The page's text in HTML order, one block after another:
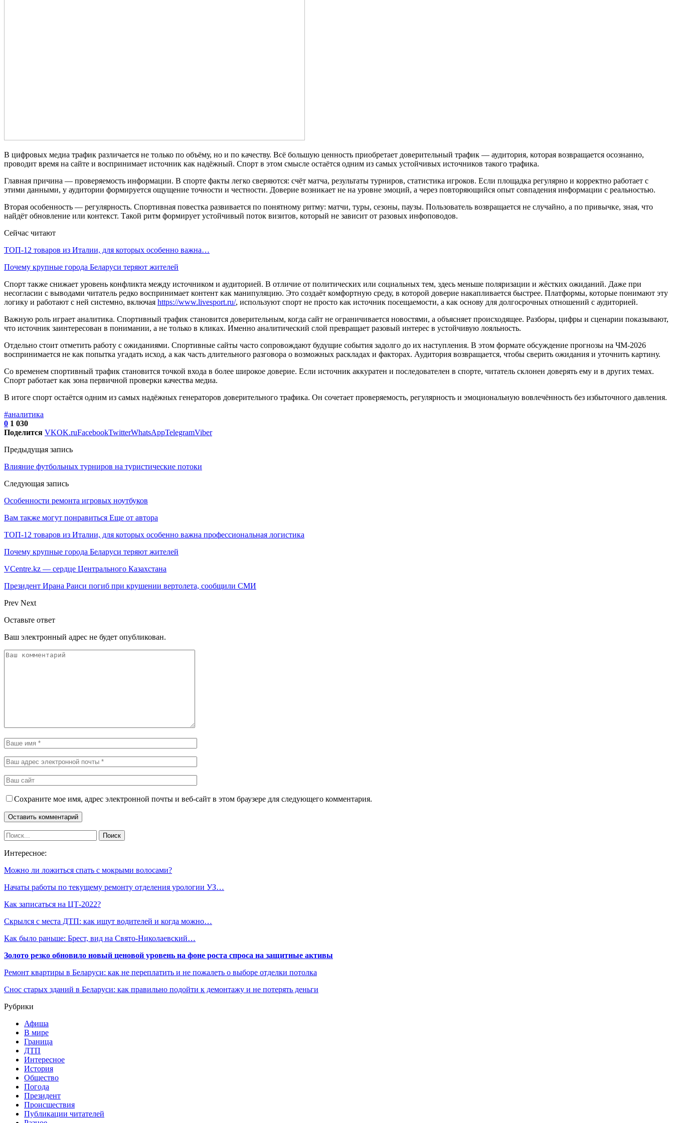
В цифровых медиа трафик различается не только по объёму, но и по качеству. Всё большую ценность приобретает доверительный трафик — аудитория, которая возвращается осознанно,
проводит время на сайте и воспринимает источник как надёжный. Спорт в этом смысле остаётся одним из самых устойчивых источников такого трафика.
Главная причина — проверяемость информации. В спорте факты легко сверяются: счёт матча, результаты турниров, статистика игроков. Если площадка регулярно и корректно работает с
этими данными, у аудитории формируется ощущение точности и честности. Доверие возникает не на уровне эмоций, а через повторяющийся опыт совпадения информации с реальностью.
Вторая особенность — регулярность. Спортивная повестка развивается по понятному ритму: матчи, туры, сезоны, паузы. Пользователь возвращается не случайно, а по привычке, зная, что
найдёт обновление или контекст. Такой ритм формирует устойчивый поток визитов, который не зависит от разовых инфоповодов.
Сейчас читают
ТОП-12 товаров из Италии, для которых особенно важна…
Почему крупные города Беларуси теряют жителей
Спорт также снижает уровень конфликта между источником и аудиторией. В отличие от политических или социальных тем, здесь меньше поляризации и жёстких ожиданий. Даже при
несогласии с выводами читатель редко воспринимает контент как манипуляцию. Это создаёт комфортную среду, в которой доверие накапливается быстрее. Платформы, которые понимают эту
логику и работают с ней системно, включая https://www.livesport.ru/, используют спорт не просто как источник посещаемости, а как основу для долгосрочных отношений с аудиторией.
Важную роль играет аналитика. Спортивный трафик становится доверительным, когда сайт не ограничивается новостями, а объясняет происходящее. Разборы, цифры и сценарии показывают,
что источник заинтересован в понимании, а не только в кликах. Именно аналитический слой превращает разовый интерес в устойчивую лояльность.
Отдельно стоит отметить работу с ожиданиями. Спортивные сайты часто сопровождают будущие события задолго до их наступления. В этом формате обсуждение прогнозы на ЧМ-2026
воспринимается не как попытка угадать исход, а как часть длительного разговора о возможных раскладах и факторах. Аудитория возвращается, чтобы сверить ожидания и уточнить картину.
Со временем спортивный трафик становится точкой входа в более широкое доверие. Если источник аккуратен и последователен в спорте, читатель склонен доверять ему и в других темах.
Спорт работает как зона первичной проверки качества медиа.
В итоге спорт остаётся одним из самых надёжных генераторов доверительного трафика. Он сочетает проверяемость, регулярность и эмоциональную вовлечённость без избыточного давления.
#аналитика
0 1 030
Поделится VKOK.ruFacebookTwitterWhatsAppTelegramViber
Предыдущая запись
Влияние футбольных турниров на туристические потоки
Следующая запись
Особенности ремонта игровых ноутбуков
Вам также могут понравиться Еще от автора
ТОП-12 товаров из Италии, для которых особенно важна профессиональная логистика
Почему крупные города Беларуси теряют жителей
VCentre.kz — сердце Центрального Казахстана
Президент Ирана Раиси погиб при крушении вертолета, сообщили СМИ
Prev Next
Оставьте ответ
Ваш электронный адрес не будет опубликован.
Сохраните мое имя, адрес электронной почты и веб-сайт в этом браузере для следующего комментария.
Интересное:
Можно ли ложиться спать с мокрыми волосами?
Начаты работы по текущему ремонту отделения урологии УЗ…
Как записаться на ЦТ-2022?
Скрылся с места ДТП: как ищут водителей и когда можно…
Как было раньше: Брест, вид на Свято-Николаевский…
Золото резко обновило новый ценовой уровень на фоне роста спроса на защитные активы
Ремонт квартиры в Беларуси: как не переплатить и не пожалеть о выборе отделки потолка
Снос старых зданий в Беларуси: как правильно подойти к демонтажу и не потерять деньги
Рубрики
Афиша
В мире
Граница
ДТП
Интересное
История
Общество
Погода
Президент
Происшествия
Публикации читателей